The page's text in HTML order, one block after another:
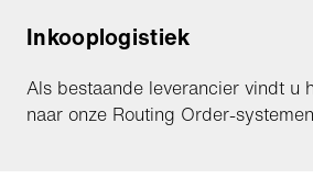
Inkooplogistiek
Als bestaande leverancier vindt u
naar onze Routing Order-